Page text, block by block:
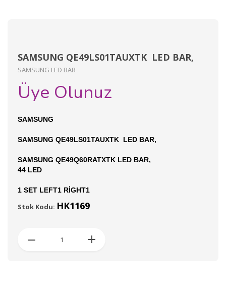
SAMSUNG QE49LS01TAUXTK LED BAR,
SAMSUNG LED BAR
Üye Olunuz
SAMSUNG
SAMSUNG QE49LS01TAUXTK LED BAR,
SAMSUNG QE49Q60RATXTK LED BAR,
44 LED
1 SET LEFT1 RİGHT1
Stok Kodu: HK1169